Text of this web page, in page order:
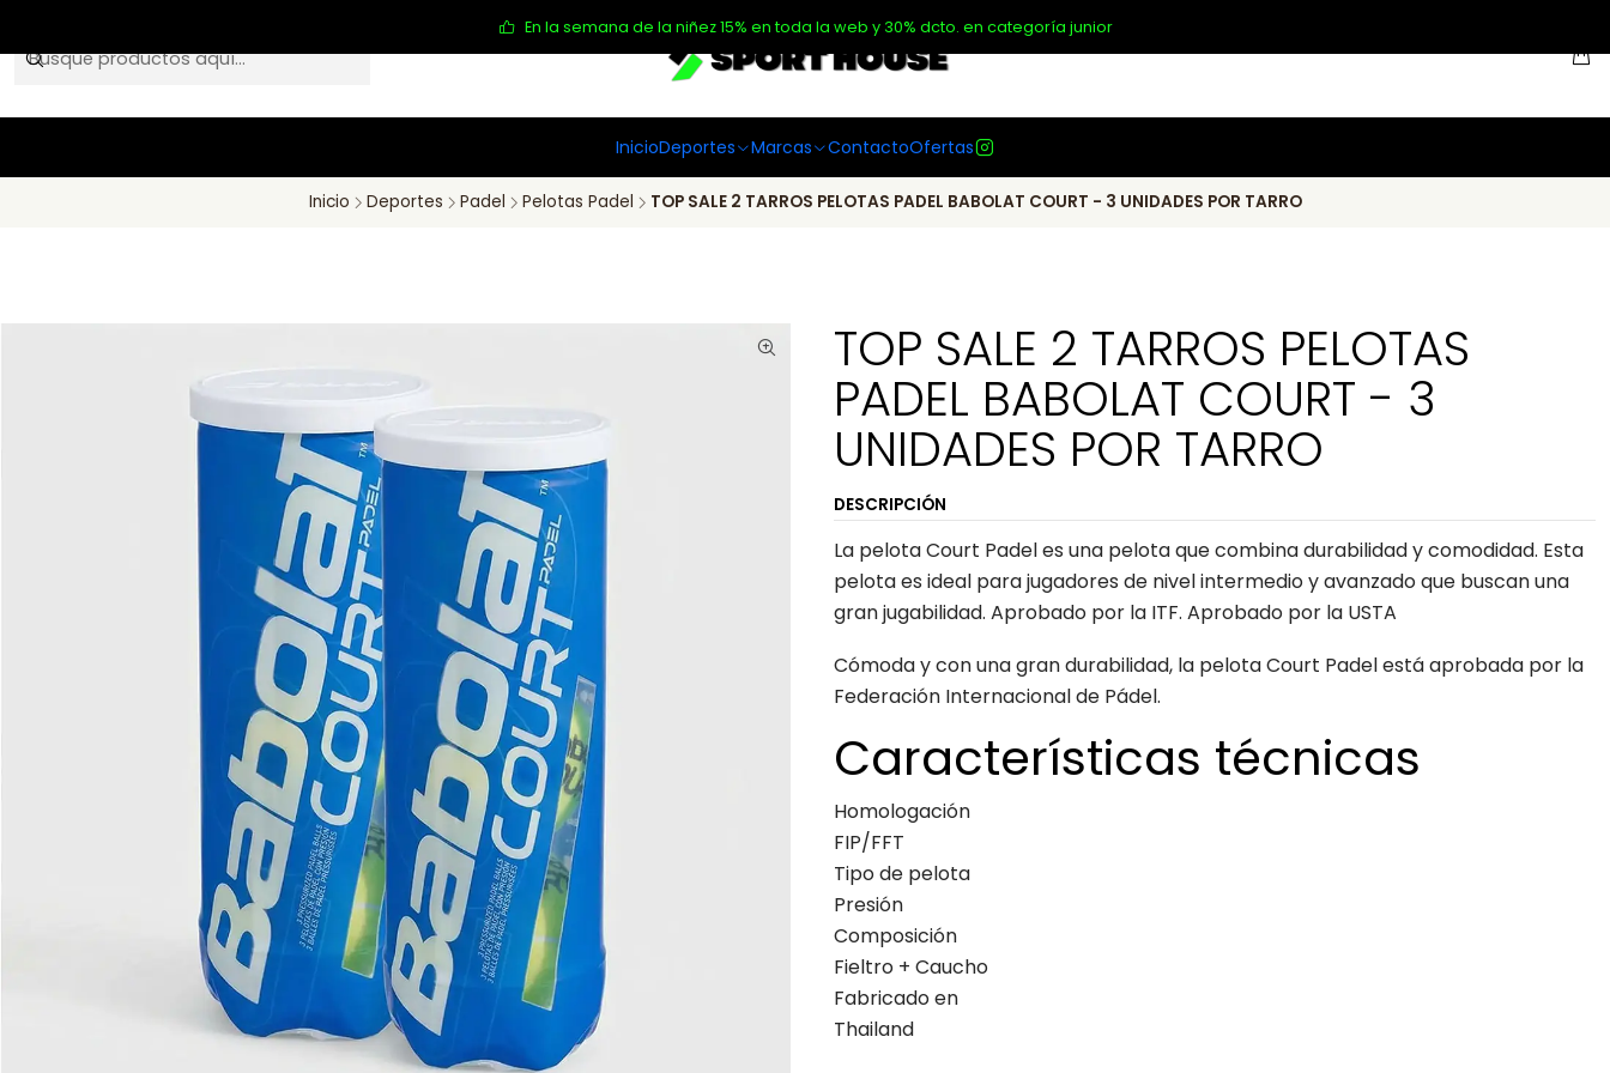
InicioDeportes Marcas ContactoOfertas
En la semana de la niñez 15% en toda la web y 30% dcto. en categoría junior
Inicio Deportes Padel Pelotas Padel TOP SALE 2 TARROS PELOTAS PADEL BABOLAT COURT - 3 UNIDADES POR TARRO
TOP SALE 2 TARROS PELOTAS
PADEL BABOLAT COURT - 3
UNIDADES POR TARRO
DESCRIPCIÓN
La pelota Court Padel es una pelota que combina durabilidad y comodidad. Esta
pelota es ideal para jugadores de nivel intermedio y avanzado que buscan una
gran jugabilidad. Aprobado por la ITF. Aprobado por la USTA
Cómoda y con una gran durabilidad, la pelota Court Padel está aprobada por la
Federación Internacional de Pádel.
Características técnicas
Homologación
FIP/FFT
Tipo de pelota
Presión
Composición
Fieltro + Caucho
Fabricado en
Thailand